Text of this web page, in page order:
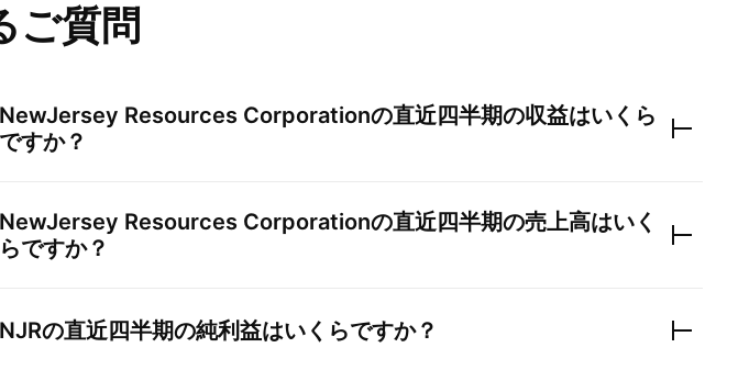
ご質問
NewJersey Resources Corporationの直近四半期の収益はいくら
ですか？
NewJersey Resources Corporationの直近四半期の売上高はいく
らですか？
NJRの直近四半期の純利益はいくらですか？